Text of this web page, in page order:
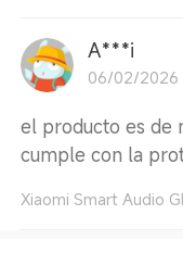
A***i
06/02/2026
el producto es de
cumple con la
Xiaomi Smart Audio